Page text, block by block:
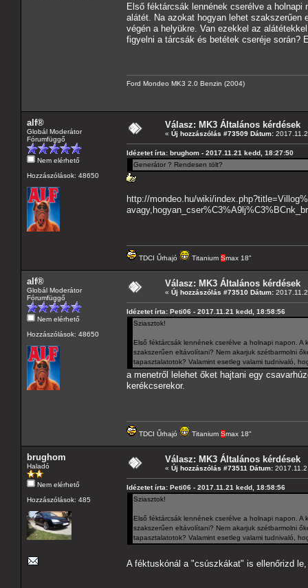
Első féktárcsák lennének cserélve a
alátét. Na azokat hogyan lehet
végén a helyükre. Van ezekkel az
figyelni a tárcsák és betétek cseréje során?
Ford Mondeo MK3 2.0 Benzin (2004)
alf®
Globál Moderátor
Fórumfüggő
Nem elérhető
Hozzászólások: 48650
Válasz: MK3 Általános kérdések
« Új hozzászólás #73509 Dátum:
Idézetet írta: brughom - 2017.11.21 kedd, 18:27:50
Generátor ? Rendesen tölt?
http://mondeo.hu/wiki/
TDCI Űrhajó Titanium Smax 18"
alf®
Globál Moderátor
Fórumfüggő
Nem elérhető
Hozzászólások: 48650
Válasz: MK3 Általános kérdések
« Új hozzászólás #73510 Dátum:
Idézetet írta: Peti06 - 2017.11.21 kedd, 18:58:56
Sziasztok!
Első féktárcsák lennének cserélve a holnapi napon.
szakszerűen eltávolítani? Nem akarjuk szétbarmolni
tapasztalatotok? Valamint esetleg valami tudnivaló,
a menetről lelehet őket hajtani egy
kerékcserekor.
TDCI Űrhajó Titanium Smax 18"
brughom
Haladó
Nem elérhető
Hozzászólások: 485
Válasz: MK3 Általános kérdések
« Új hozzászólás #73511 Dátum:
Idézetet írta: Peti06 - 2017.11.21 kedd, 18:58:56
Sziasztok!
Első féktárcsák lennének cserélve a holnapi napon.
szakszerűen eltávolítani? Nem akarjuk szétbarmolni
tapasztalatotok? Valamint esetleg valami tudnivaló,
A féktuskónál a "csúszkákat" is ellenőrizd